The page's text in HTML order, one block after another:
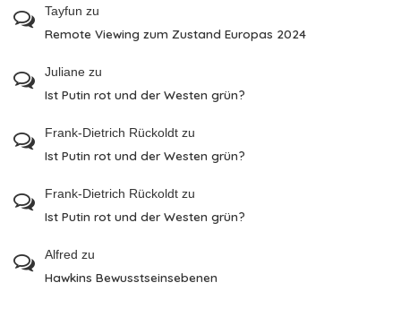
Tayfun zu
Remote Viewing zum Zustand Europas 2024
Juliane zu
Ist Putin rot und der Westen grün?
Frank-Dietrich Rückoldt zu
Ist Putin rot und der Westen grün?
Frank-Dietrich Rückoldt zu
Ist Putin rot und der Westen grün?
Alfred zu
Hawkins Bewusstseinsebenen